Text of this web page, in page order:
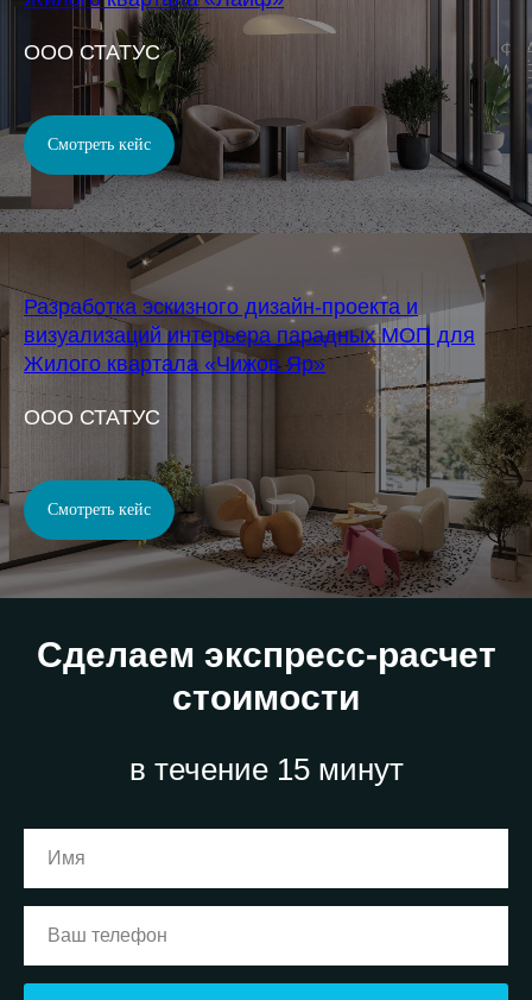
OOO СТАТУС
Смотреть кейс
Разработка эскизного дизайн-проекта и
визуализаций интерьера парадных МОП для
Жилого квартала «Чижов Яр»
OOO СТАТУС
Смотреть кейс
Сделаем экспресс-расчет
стоимости
в течение 15 минут